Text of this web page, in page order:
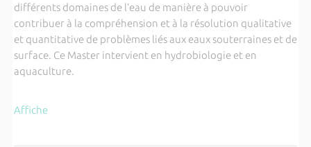
différents domaines de l’eau de manière à pouvoir
contribuer à la compréhension et à la résolution qualitative
et quantitative de problèmes liés aux eaux souterraines et de
surface. Ce Master intervient en hydrobiologie et en
aquaculture.
Affiche